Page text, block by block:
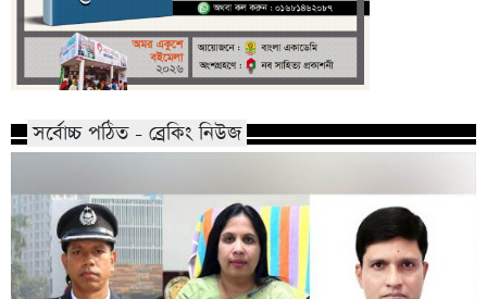
সর্বোচ্চ পঠিত - ব্রেকিং নিউজ